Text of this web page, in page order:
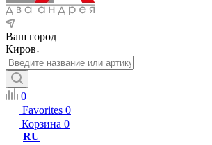
Ваш город
Киров
0
Favorites 0
Корзина 0
RU